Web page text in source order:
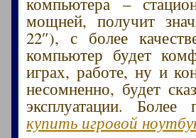
мощней, получит
22″), с более
компьютер будет
играх, работе, ну и
несомненно, будет
эксплуатации.
купить игровой